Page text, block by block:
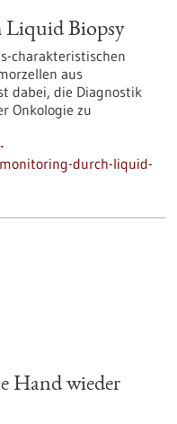
Biopsy
charakteristischen
aus
dabei, die Diagnostik
Onkologie zu
durch-liquid-
Hand wieder